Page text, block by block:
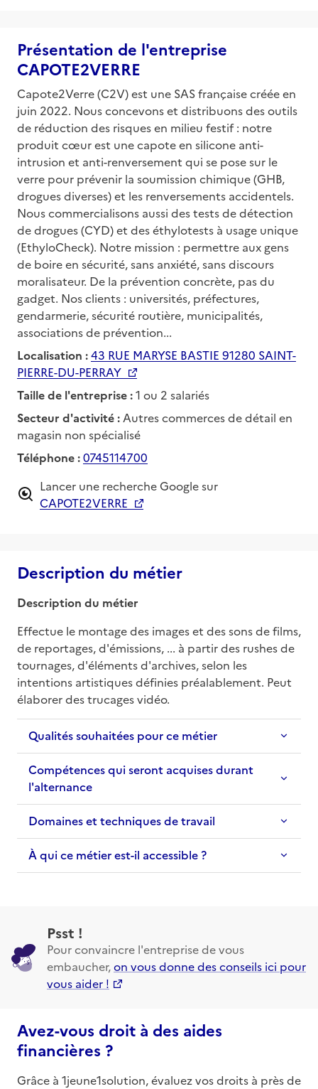
Présentation de l'entreprise
CAPOTE2VERRE
Capote2Verre (C2V) est une SAS française créée en
juin 2022. Nous concevons et distribuons des outils
de réduction des risques en milieu festif : notre
produit cœur est une capote en silicone anti-
intrusion et anti-renversement qui se pose sur le
verre pour prévenir la soumission chimique (GHB,
drogues diverses) et les renversements accidentels.
Nous commercialisons aussi des tests de détection
de drogues (CYD) et des éthylotests à usage unique
(EthyloCheck). Notre mission : permettre aux gens
de boire en sécurité, sans anxiété, sans discours
moralisateur. De la prévention concrète, pas du
gadget. Nos clients : universités, préfectures,
gendarmerie, sécurité routière, municipalités,
associations de prévention...
Localisation :43 RUE MARYSE BASTIE 91280 SAINT-
PIERRE-DU-PERRAY
Taille de l'entreprise :1 ou 2 salariés
Secteur d'activité : Autres commerces de détail en
magasin non spécialisé
Téléphone :0745114700
Lancer une recherche Google sur
CAPOTE2VERRE
Description du métier
Description du métier
Effectue le montage des images et des sons de films,
de reportages, d'émissions, ... à partir des rushes de
tournages, d'éléments d'archives, selon les
intentions artistiques définies préalablement. Peut
élaborer des trucages vidéo.
Qualités souhaitées pour ce métier
Compétences qui seront acquises durant
l'alternance
Domaines et techniques de travail
À qui ce métier est-il accessible ?
Psst !
Pour convaincre l'entreprise de vous
embaucher,on vous donne des conseils ici pour
vous aider !
Avez-vous droit à des aides
financières ?
Grâce à 1jeune1solution, évaluez vos droits à près de